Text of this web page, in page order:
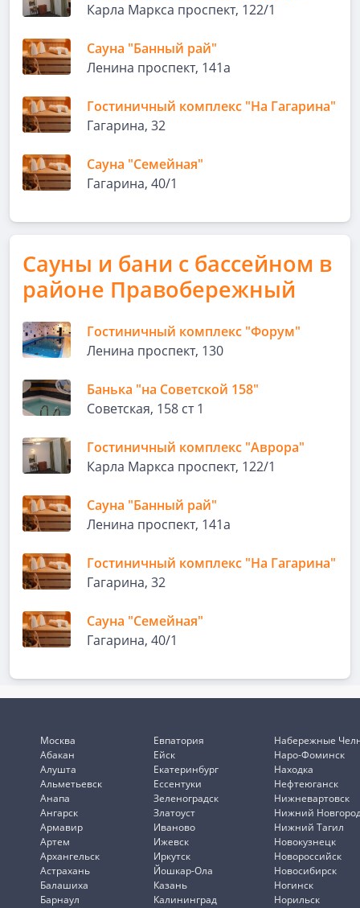
Карла Маркса проспект, 122/1
Сауна "Банный рай"
Ленина проспект, 141а
Гостиничный комплекс "На Гагарина"
Гагарина, 32
Сауна "Семейная"
Гагарина, 40/1
Сауны и бани с бассейном в
районе Правобережный
Гостиничный комплекс "Форум"
Ленина проспект, 130
Банька "на Советской 158"
Советская, 158 ст 1
Гостиничный комплекс "Аврора"
Карла Маркса проспект, 122/1
Сауна "Банный рай"
Ленина проспект, 141а
Гостиничный комплекс "На Гагарина"
Гагарина, 32
Сауна "Семейная"
Гагарина, 40/1
Москва
Абакан
Алушта
Альметьевск
Анапа
Ангарск
Армавир
Артем
Архангельск
Астрахань
Балашиха
Барнаул
Евпатория
Ейск
Екатеринбург
Ессентуки
Зеленоградск
Златоуст
Иваново
Ижевск
Иркутск
Йошкар-Ола
Казань
Калининград
Набережные
Наро-Фоминск
Находка
Нефтеюганск
Нижневартовск
Нижний
Нижний Тагил
Новокузнецк
Новороссийск
Новосибирск
Ногинск
Норильск